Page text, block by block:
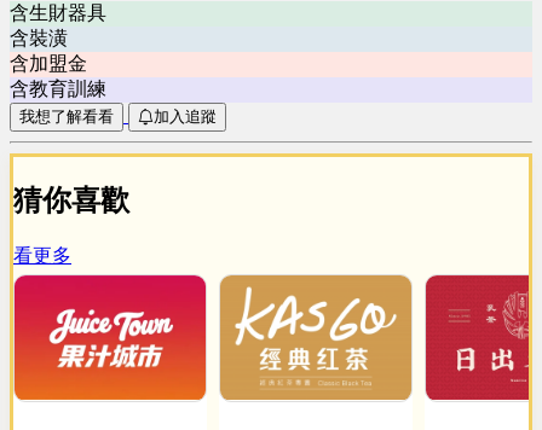
含生財器具
含裝潢
含加盟金
含教育訓練
我想了解看看 加入追蹤
猜你喜歡
看更多